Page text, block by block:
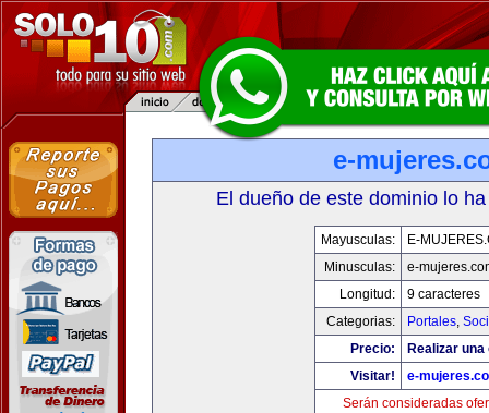
e-
El dueño de este dominio lo
Mayusculas:
E-
Minusculas:
e-
Longitud:
9 caracteres
Categorias:
Portales,
Precio:
Realizar
Visitar!
e-
Serán consideradas